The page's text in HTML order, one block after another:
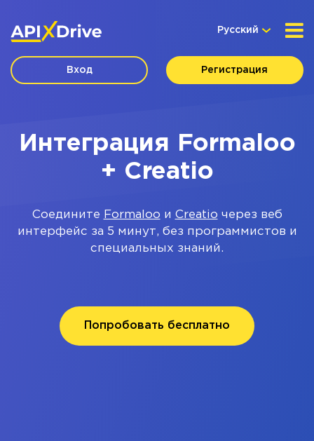
Русский
Вход Регистрация
Интеграция Formaloo
+ Creatio
Соедините Formaloo и Creatio через веб
интерфейс за 5 минут, без программистов и
специальных знаний.
Попробовать бесплатно